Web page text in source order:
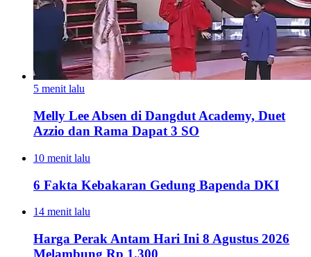
5 menit lalu
Melly Lee Absen di Dangdut Academy, Duet
Azzio dan Rama Dapat 3 SO
10 menit lalu
6 Fakta Kebakaran Gedung Bapenda DKI
14 menit lalu
Harga Perak Antam Hari Ini 8 Agustus 2026
Melambung Rp 1.300